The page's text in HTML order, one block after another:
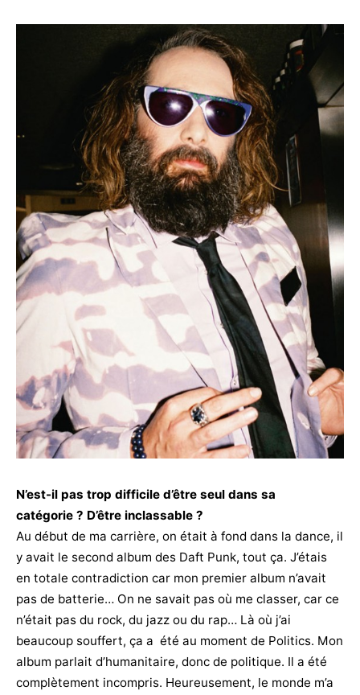
N’est-il pas trop difficile d’être seul dans sa
catégorie ? D’être inclassable ?
Au début de ma carrière, on était à fond dans la dance, il
y avait le second album des Daft Punk, tout ça. J’étais
en totale contradiction car mon premier album n’avait
pas de batterie… On ne savait pas où me classer, car ce
n’était pas du rock, du jazz ou du rap… Là où j’ai
beaucoup souffert, ça a été au moment de Politics. Mon
album parlait d’humanitaire, donc de politique. Il a été
complètement incompris. Heureusement, le monde m’a